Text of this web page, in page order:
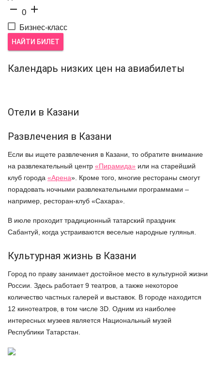
 0 
Бизнес-класс
НАЙТИ БИЛЕТ
Календарь низких цен на авиабилеты
Отели в Казани
Развлечения в Казани
Если вы ищете развлечения в Казани, то обратите внимание
на развлекательный центр «Пирамида» или на старейший
клуб города «Арена». Кроме того, многие рестораны смогут
порадовать ночными развлекательными программами –
например, ресторан-клуб «Сахара».
В июле проходит традиционный татарский праздник
Сабантуй, когда устраиваются веселые народные гулянья.
Культурная жизнь в Казани
Город по праву занимает достойное место в культурной жизни
России. Здесь работает 9 театров, а также некоторое
количество частных галерей и выставок. В городе находится
12 кинотеатров, в том числе 3D. Одним из наиболее
интересных музеев является Национальный музей
Республики Татарстан.